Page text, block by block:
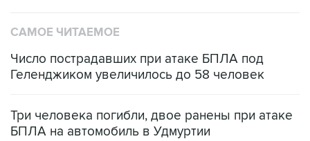
САМОЕ ЧИТАЕМОЕ
Число пострадавших при атаке БПЛА под
Геленджиком увеличилось до 58 человек
Три человека погибли, двое ранены при атаке
БПЛА на автомобиль в Удмуртии